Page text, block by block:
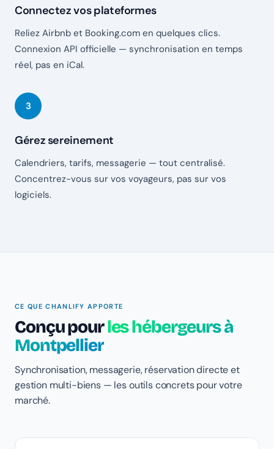
Connectez vos plateformes
Reliez Airbnb et Booking.com en quelques clics.
Connexion API officielle — synchronisation en temps
réel, pas en iCal.
Gérez sereinement
Calendriers, tarifs, messagerie — tout centralisé.
Concentrez-vous sur vos voyageurs, pas sur vos
logiciels.
CE QUE CHANLIFY APPORTE
Conçu pourles hébergeurs à
Montpellier
Synchronisation, messagerie, réservation directe et
gestion multi-biens — les outils concrets pour votre
marché.